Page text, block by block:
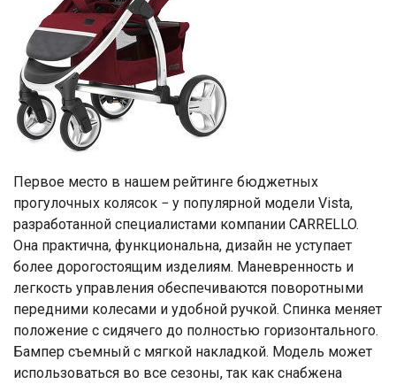
Первое место в нашем рейтинге бюджетных
прогулочных колясок − у популярной модели Vista,
разработанной специалистами компании CARRELLO.
Она практична, функциональна, дизайн не уступает
более дорогостоящим изделиям. Маневренность и
легкость управления обеспечиваются поворотными
передними колесами и удобной ручкой. Спинка меняет
положение с сидячего до полностью горизонтального.
Бампер съемный с мягкой накладкой. Модель может
использоваться во все сезоны, так как снабжена